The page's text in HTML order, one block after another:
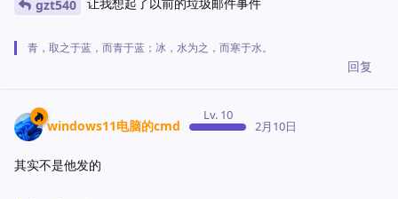
gzt540
青，取之于蓝，而青于蓝；冰，水为之，而寒于水。
回复
windows11电脑的cmd
Lv. 10
2月10日
其实不是他发的